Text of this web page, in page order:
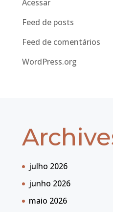
Acessar
Feed de posts
Feed de comentários
WordPress.org
julho 2026
junho 2026
maio 2026